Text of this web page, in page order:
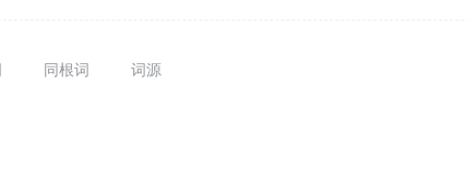
同根词 词源